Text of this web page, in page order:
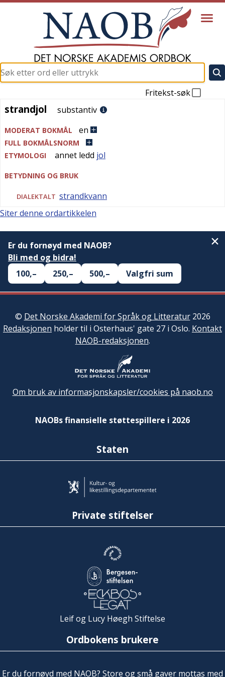
Fritekst-søk
strandjol
strandjol substantiv
MODERAT BOKMÅL en
FULL BOKMÅLSNORM
ETYMOLOGI
annet ledd jol
BETYDNING OG BRUK
DIALEKTALT strandkvann
Siter denne ordartikkelen
Er du fornøyd med NAOB?
Bli med og bidra!
100,–
250,– 500,– Valgfri sum
© Det Norske Akademi for Språk og Litteratur2026
Redaksjonen holder til i Osterhaus' gate 27 i Oslo. Kontakt
NAOB-redaksjonen.
Om bruk av informasjonskapsler/cookies på naob.no
NAOBs finansielle støttespillere i 2026
Staten
Private stiftelser
Leif og Lucy Høegh Stiftelse
Ordbokens brukere
Er du fornøyd med NAOB? Store og små gaver mottas med